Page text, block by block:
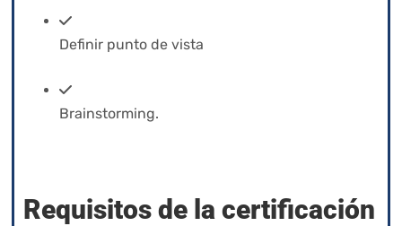
Definir punto de vista
Brainstorming.
Requisitos de la certificación